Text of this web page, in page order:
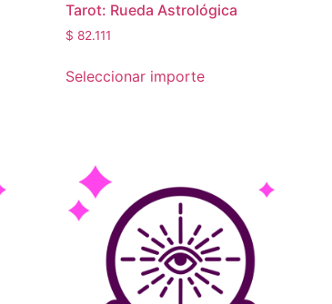
Tarot: Rueda Astrológica
$ 82.111
Seleccionar importe